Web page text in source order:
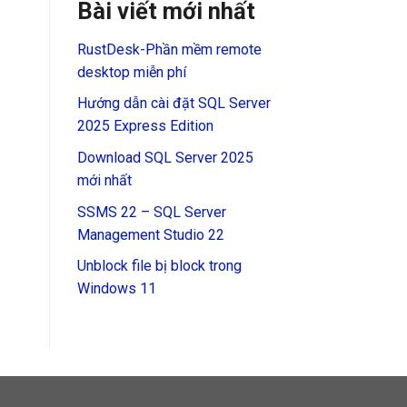
Bài viết mới nhất
RustDesk-Phần mềm remote
desktop miễn phí
Hướng dẫn cài đặt SQL Server
2025 Express Edition
Download SQL Server 2025
mới nhất
SSMS 22 – SQL Server
Management Studio 22
Unblock file bị block trong
Windows 11